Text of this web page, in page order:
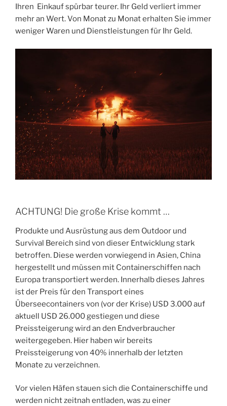
Ihren Einkauf spürbar teurer. Ihr Geld verliert immer
mehr an Wert. Von Monat zu Monat erhalten Sie immer
weniger Waren und Dienstleistungen für Ihr Geld.
ACHTUNG! Die große Krise kommt …
Produkte und Ausrüstung aus dem Outdoor und
Survival Bereich sind von dieser Entwicklung stark
betroffen. Diese werden vorwiegend in Asien, China
hergestellt und müssen mit Containerschiffen nach
Europa transportiert werden. Innerhalb dieses Jahres
ist der Preis für den Transport eines
Überseecontainers von (vor der Krise) USD 3.000 auf
aktuell USD 26.000 gestiegen und diese
Preissteigerung wird an den Endverbraucher
weitergegeben. Hier haben wir bereits
Preissteigerung von 40% innerhalb der letzten
Monate zu verzeichnen.
Vor vielen Häfen stauen sich die Containerschiffe und
werden nicht zeitnah entladen, was zu einer